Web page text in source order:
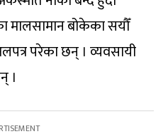
मालसामान बोकेका सयौँ
परेका छन् । व्यवसायी
।